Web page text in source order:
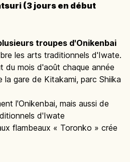
(3 jours en début
troupes d'Onikenbai
les arts traditionnels d'Iwate.
du mois d'août chaque année
la gare de Kitakami, parc Shiika
l'Onikenbai, mais aussi de
d'Iwate
flambeaux « Toronko » crée